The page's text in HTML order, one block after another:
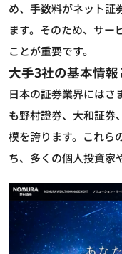
め、手数料がネット証
ます。そのため、サー
ことが重要です。
大手3社の基本情
日本の証券業界にはさ
も野村證券、大和証券
模を誇ります。これら
ち、多くの個人投資家